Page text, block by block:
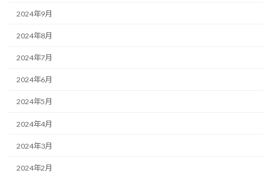
2024年9月
2024年8月
2024年7月
2024年6月
2024年5月
2024年4月
2024年3月
2024年2月